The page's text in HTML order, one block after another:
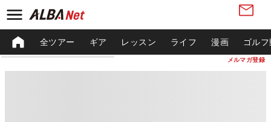
メルマガ登録
全ツアー ギア レッスン ライフ 漫画 ゴル